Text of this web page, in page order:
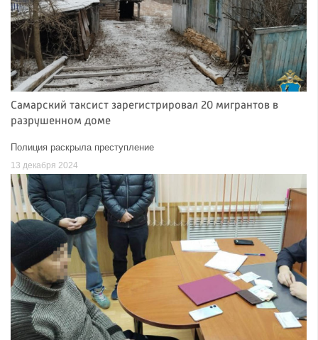
Самарский таксист зарегистрировал 20 мигрантов в
разрушенном доме
Полиция раскрыла преступление
13 декабря 2024